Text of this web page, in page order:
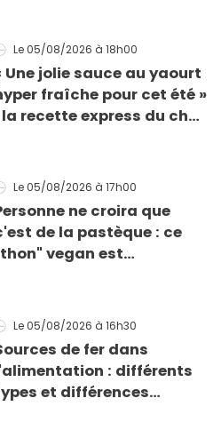
Le 05/08/2026 à 18h00
Une jolie sauce au yaourt
fraîche pour cet été »
la recette express du chef
Le 05/08/2026 à 17h00
ne croira que
de la pastèque : ce
vegan est
Le 05/08/2026 à 16h30
de fer dans
: différents
et différences